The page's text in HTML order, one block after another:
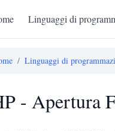
Linguaggi di
/ Linguaggi di
- Apertura